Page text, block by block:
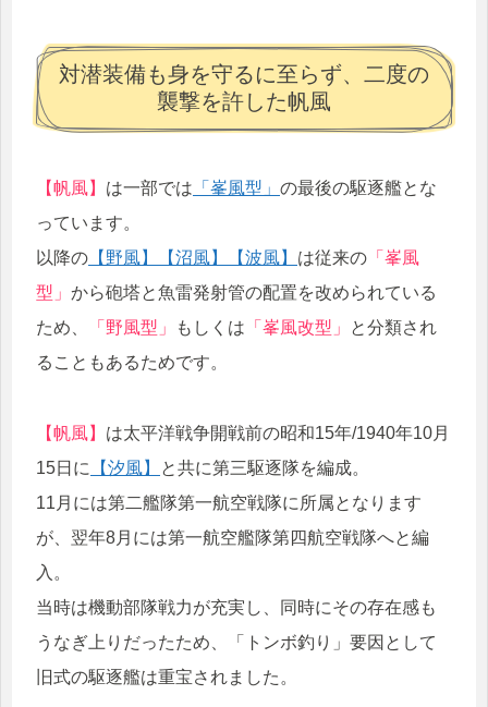
対潜装備も身を守るに至らず、二度の
襲撃を許した帆風
【帆風】 は一部では 「峯風型」 の最後の駆逐艦とな
っています。
以降の 【野風】 【沼風】 【波風】 は従来の 「峯風
型」 から砲塔と魚雷発射管の配置を改められている
ため、
「野風型」 もしくは 「峯風改型」
と分類され
ることもあるためです。
【帆風】 は太平洋戦争開戦前の昭和15年/1940年10月
15日に
【汐風】
と共に第三駆逐隊を編成。
11月には第二艦隊第一航空戦隊に所属となります
が、翌年8月には第一航空艦隊第四航空戦隊へと編
入。
当時は機動部隊戦力が充実し、同時にその存在感も
うなぎ上りだったため、「トンボ釣り」要因として
旧式の駆逐艦は重宝されました。